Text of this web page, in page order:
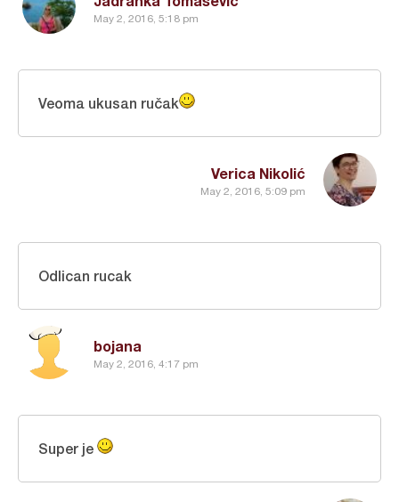
May 2, 2016, 5:18 pm
Verica Nikolić
May 2, 2016, 5:09 pm
Veoma ukusan ručak
bojana
May 2, 2016, 4:17 pm
Odlican rucak
Super je